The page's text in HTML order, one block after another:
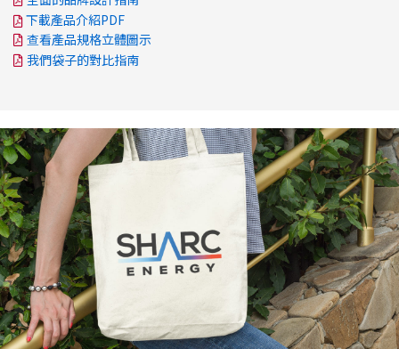
下載產品介紹PDF
查看產品規格立體圖示
我們袋子的對比指南